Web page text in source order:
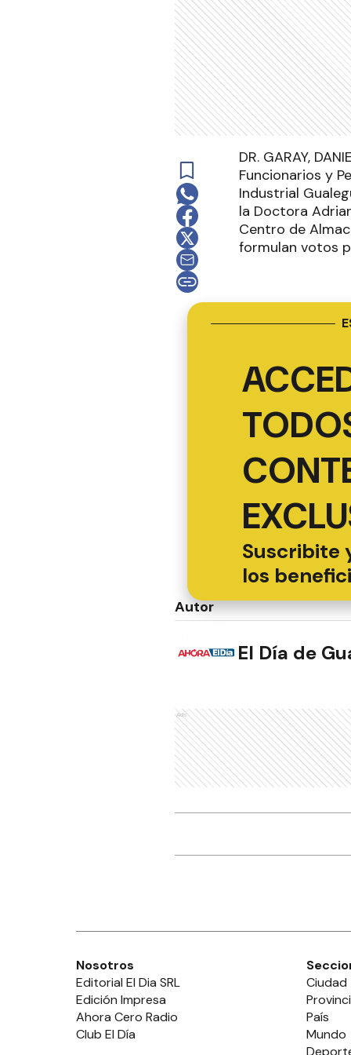
DR. GARAY,
Funcionarios y
Industrial
la Doctora
Centro de
formulan votos
Suscribite
los
Autor
El Día de
Ads
Nosotros
Editorial El Dia SRL
Edición Impresa
Ahora Cero Radio
Club El Día
Ciudad
País
Mundo